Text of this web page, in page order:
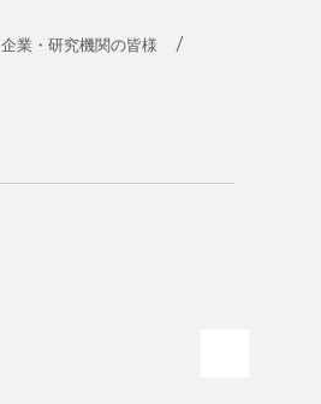
企業・研究機関の皆様